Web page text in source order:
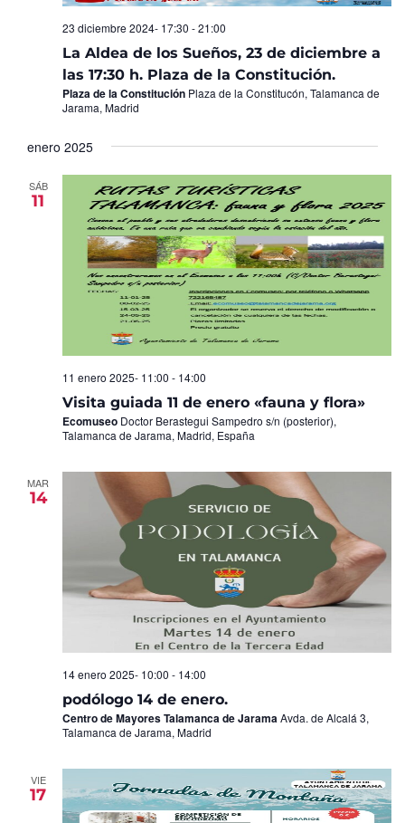
La Aldea de los Sueños, 23 de diciembre a
las 17:30 h. Plaza de la Constitución.
23 diciembre 2024- 17:30 -21:00
Plaza de la Constitución Plaza de la Constitucón, Talamanca de
Jarama, Madrid
enero 2025
SÁB
11
Visita guiada 11 de enero «fauna y flora»
11 enero 2025- 11:00 - 14:00
Ecomuseo Doctor Berastegui Sampedro s/n (posterior),
Talamanca de Jarama, Madrid, España
MAR
14
podólogo 14 de enero.
14 enero 2025- 10:00 - 14:00
Centro de Mayores Talamanca de JaramaAvda. de Alcalá 3,
Talamanca de Jarama, Madrid
VIE
17